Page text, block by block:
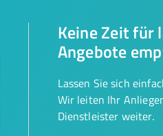
Keine Zeit für
Angebote
Lassen Sie sich
Wir leiten Ihr
Dienstleister weiter.